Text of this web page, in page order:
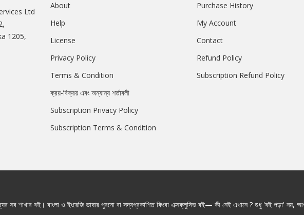
Ltd
1205,
About
Help
License
Privacy Policy
Terms & Condition
ক্রয়-বিক্রয় এবং অন্যান্য শর্তাবলী
Subscription Privacy Policy
Subscription Terms & Condition
Purchase History
My Account
Contact
Refund Policy
Subscription Refund Policy
সব শাখার বই। বাংলা ও ইংরেজি ভাষার পুরনো বা সদ্যপ্রকাশিত কিংবা এক্সক্লুসিভ বই— কী নেই এখানে ? শুধু 'বই পড়া' নয়,